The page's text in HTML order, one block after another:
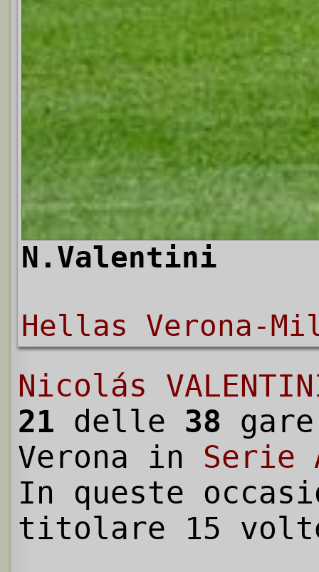
N.Valentini
Hellas Verona-
Nicolás
21 delle 38
Verona in Serie
In queste
titolare 15